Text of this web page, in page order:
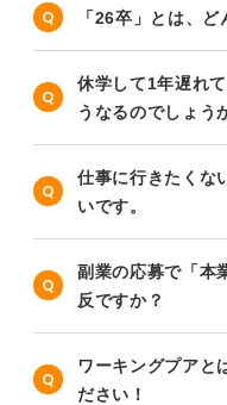
「26卒」とは、
休学して1年遅れ
うなるのでしょう
仕事に行きたくな
いです。
副業の応募で「本
反ですか？
ワーキングプアと
ださい！